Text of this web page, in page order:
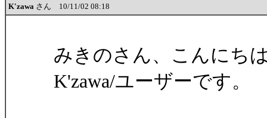
K'zawa さん 10/11/02 08:18
みきのさん、こんにち
K'zawa/ユーザーです。